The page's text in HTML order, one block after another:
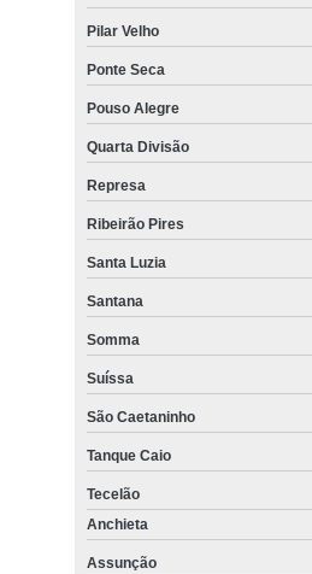
Pilar Velho
Ponte Seca
Pouso Alegre
Quarta Divisão
Represa
Ribeirão Pires
Santa Luzia
Santana
Somma
Suíssa
São Caetaninho
Tanque Caio
Tecelão
Anchieta
Assunção